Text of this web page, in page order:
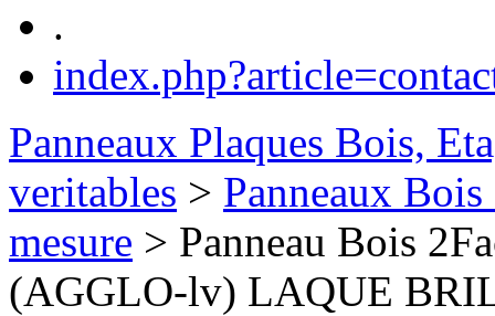
.
Panneaux Plaques Bois,
veritables > Panneaux
mesure > Panneau Bois
(AGGLO-lv) LAQUE